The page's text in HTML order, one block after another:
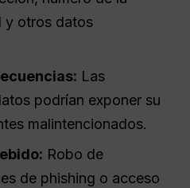
y otros datos
Las
podrían exponer su
malintencionados.
Robo de
de phishing o acceso